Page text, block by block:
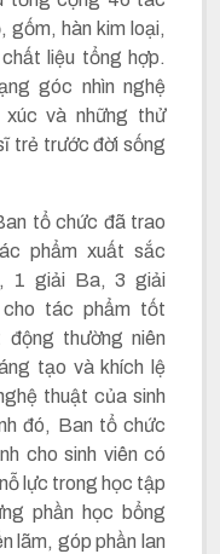
gốm, hàn kim loại,
liệu tổng hợp.
góc nhìn nghệ
và những thử
trẻ trước đời sống
tổ chức đã trao
phẩm xuất sắc
1 giải Ba, 3 giải
cho tác phẩm tốt
thường niên
tạo và khích lệ
thuật của sinh
đó, Ban tổ chức
cho sinh viên có
lực trong học tập
phần học bổng
lãm, góp phần lan